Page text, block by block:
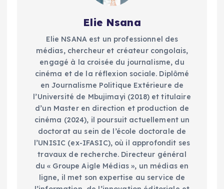
Elie Nsana
Elie NSANA est un professionnel des
médias, chercheur et créateur congolais,
engagé à la croisée du journalisme, du
cinéma et de la réflexion sociale. Diplômé
en Journalisme Politique Extérieure de
l’Université de Mbujimayi (2018) et titulaire
d’un Master en direction et production de
cinéma (2024), il poursuit actuellement un
doctorat au sein de l’école doctorale de
l’UNISIC (ex-IFASIC), où il approfondit ses
travaux de recherche. Directeur général
du « Groupe Aigle Médias », un médias en
ligne, il met son expertise au service de